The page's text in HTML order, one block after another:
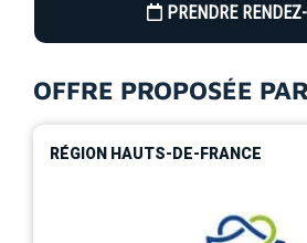
PRENDRE
OFFRE PROPOSÉE
RÉGION HAUTS-DE-FRANCE